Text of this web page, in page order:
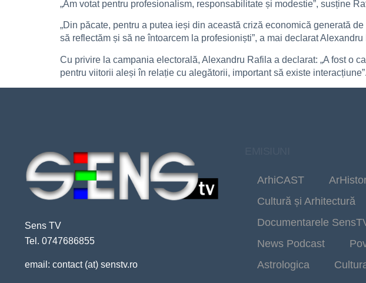
„Am votat pentru profesionalism, responsabilitate și modestie”, susține
„Din păcate, pentru a putea ieși din această criză economică generată
să reflectăm și să ne întoarcem la profesioniști”, a mai declarat Alexandru
Cu privire la campania electorală, Alexandru Rafila a declarat: „A fost o
pentru viitorii aleși în relație cu alegătorii, important să existe interacțiune”.
Sens TV
Tel. 0747686855
email: contact (at) senstv.ro
ArhiCAST
Cultură și Arhitectură
Documentarele
News Podcast
Astrologica